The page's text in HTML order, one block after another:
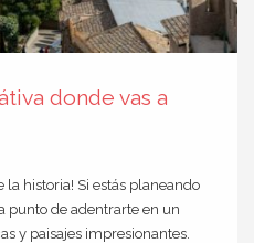
donde vas a
la historia! Si estás planeando
punto de adentrarte en un
y paisajes impresionantes.